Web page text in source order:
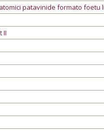
patavinide formato
II